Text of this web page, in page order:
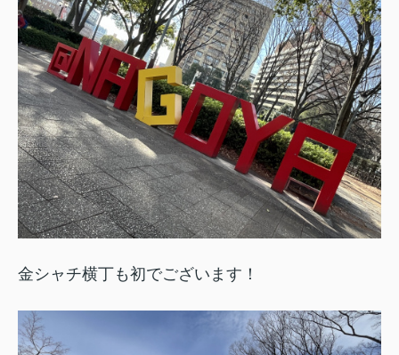
金シャチ横丁も初でございます！